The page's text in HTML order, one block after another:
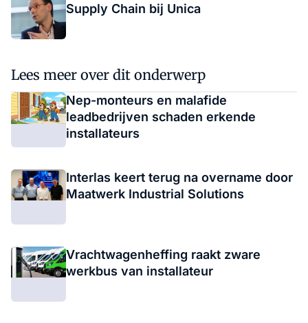
Supply Chain bij Unica
Lees meer over dit onderwerp
Nep-monteurs en malafide
leadbedrijven schaden erkende
installateurs
Interlas keert terug na overname door
Maatwerk Industrial Solutions
Vrachtwagenheffing raakt zware
werkbus van installateur